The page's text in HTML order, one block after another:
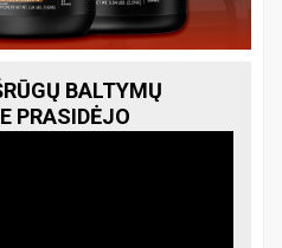
BALTYMŲ
PRASIDĖJO